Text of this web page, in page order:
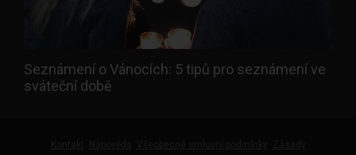
Seznámení o Vánocích: 5 tipů pro seznámení ve
sváteční době